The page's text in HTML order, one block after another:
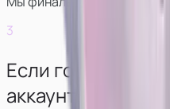
3
Если готовы
аккаунтов.